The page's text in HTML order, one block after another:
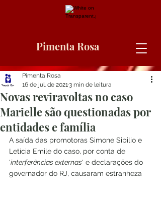
Pimenta Rosa
Novas reviravoltas no caso
Marielle são questionadas por
entidades e família
Pimenta Rosa
16 de jul. de 20213 min de leitura
A saída das promotoras Simone Sibilio e
Letícia Emile do caso, por conta de
'interferências externas' e declarações do
governador do RJ, causaram estranheza